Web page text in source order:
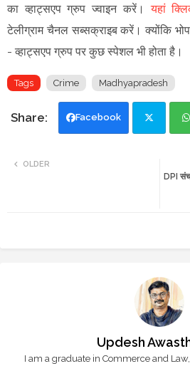
का व्हाट्सएप ग्रुप ज्वाइन करें। यहां
टेलीग्राम चैनल सब्सक्राइब करें।क्योंकि
- व्हाट्सएप ग्रुप पर कुछ स्पेशल भी होता है।
Tags Crime Madhyapradesh
Facebook
DPI
OLDER
Updesh
I am a graduate in Commerce and